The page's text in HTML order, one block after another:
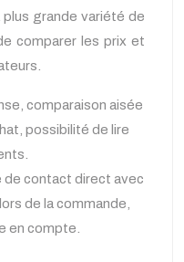
grande variété de
comparer les prix et
comparaison aisée
possibilité de lire
de contact direct avec
de la commande,
en compte.